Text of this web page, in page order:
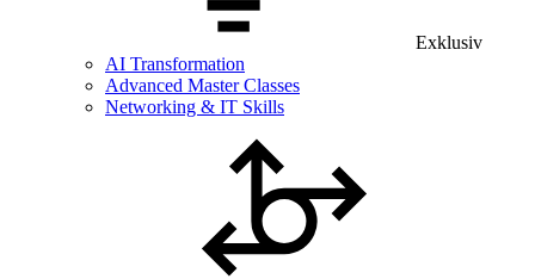
Exklusiv
AI Transformation
Advanced Master Classes
Networking & IT Skills